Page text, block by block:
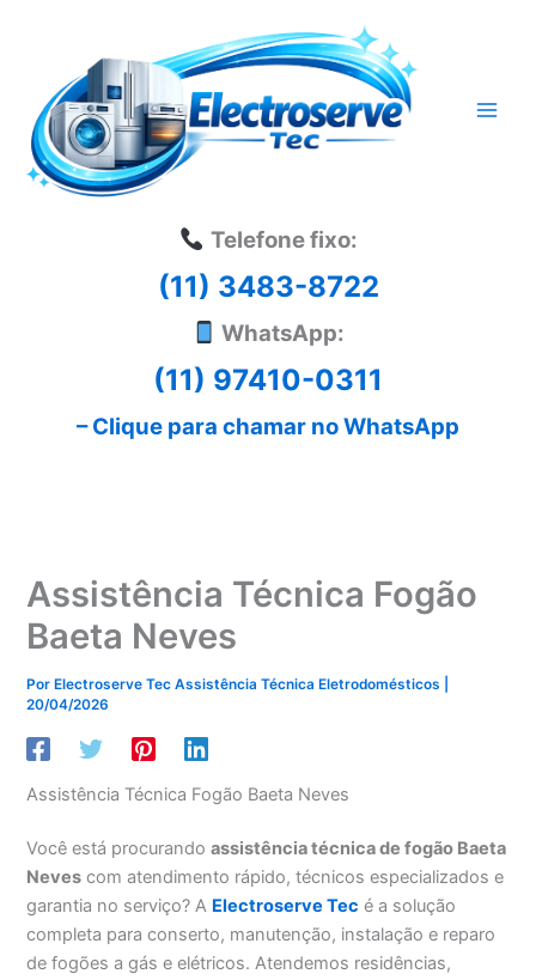
conteúdo
Telefone fixo:
(11) 3483-8722
WhatsApp:
(11) 97410-0311
– Clique para chamar no WhatsApp
Assistência Técnica Fogão
Baeta Neves
Por Electroserve Tec Assistência Técnica Eletrodomésticos
20/04/2026
Assistência Técnica Fogão Baeta Neves
Você está procurandoassistência técnica de fogão Baeta
Neves com atendimento rápido, técnicos especializados e
garantia no serviço? A Electroserve Tec é a solução
completa para conserto, manutenção, instalação e reparo
de fogões a gás e elétricos. Atendemos residências,